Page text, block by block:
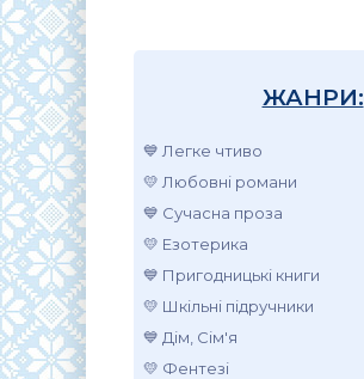
ЖАНРИ:
💙 Легке чтиво
💛 Любовні романи
💙 Сучасна проза
💛 Езотерика
💙 Пригодницькі книги
💛 Шкільні підручники
💙 Дім, Сім'я
💛 Фентезі